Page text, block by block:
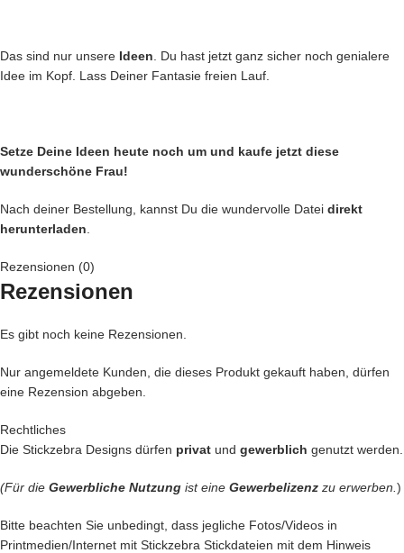
Das sind nur unsere Ideen . Du hast jetzt ganz sicher noch genialere
Idee im Kopf. Lass Deiner Fantasie freien Lauf.
Setze Deine Ideen heute noch um und kaufe jetzt diese
wunderschöne Frau!
Nach deiner Bestellung, kannst Du die wundervolle Datei direkt
herunterladen
Rezensionen (0)
Rezensionen
Es gibt noch keine Rezensionen.
Nur angemeldete Kunden, die dieses Produkt gekauft haben, dürfen
eine Rezension abgeben.
Rechtliches
Die Stickzebra Designs dürfen privat und gewerblich genutzt werden.
(Für die Gewerbliche Nutzung ist eine Gewerbelizenz zu erwerben. )
Bitte beachten Sie unbedingt, dass jegliche Fotos/Videos in
Printmedien/Internet mit Stickzebra Stickdateien mit dem Hinweis